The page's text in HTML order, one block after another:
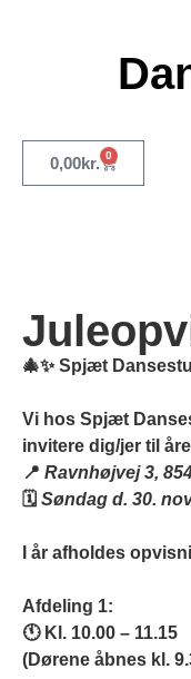
0,00kr. 0
🎄✨Spjæt
Vi hos Spjæt
invitere dig/jer til
📍 Ravnhøjvej 3,
🗓 Søndag d. 30.
I år afholdes
Afdeling 1:
🕚 Kl. 10.00 – 11.15
(Dørene åbnes kl.